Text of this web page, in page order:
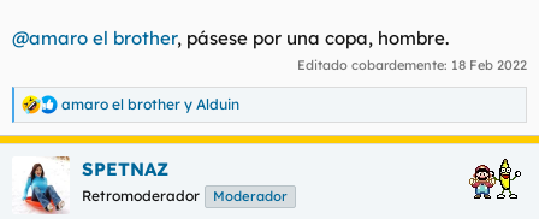
@amaro el brother, pásese por una copa, hombre.
Editado cobardemente: 18 Feb 2022
R
e
a
c
i
amaro el brother y Alduin
SPETNAZ
Retromoderador Moderador